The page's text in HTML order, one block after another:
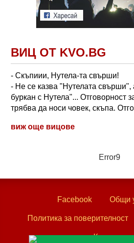
ВИЦ ОТ KVO.BG
- Скъпиии, Нутела-та свърши!
- Не се казва "Нутелата
буркан с Нутела"... Отговорност
трябва да носи човек, скъпа.
виж още вицове
Error9
Facebook Общи
Политика за поверителност
Контакти